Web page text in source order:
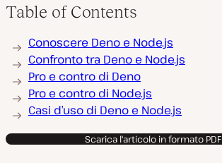
Table of Contents
Conoscere Deno e Node.js
Confronto tra Deno e Node.js
Pro e contro di Deno
Pro e contro di Node.js
Casi d’uso di Deno e Node.js
Scarica l'articolo in formato PDF